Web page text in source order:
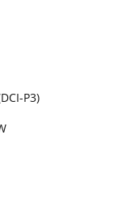
P3)